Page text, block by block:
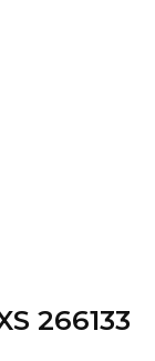
266133